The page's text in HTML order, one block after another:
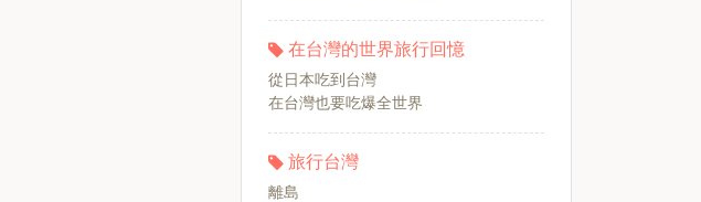
在台灣的世界旅行回憶
從日本吃到台灣
在台灣也要吃爆全世界
旅行台灣
離島